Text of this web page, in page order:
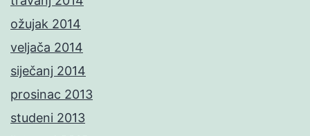
ožujak 2014
veljača 2014
siječanj 2014
prosinac 2013
studeni 2013